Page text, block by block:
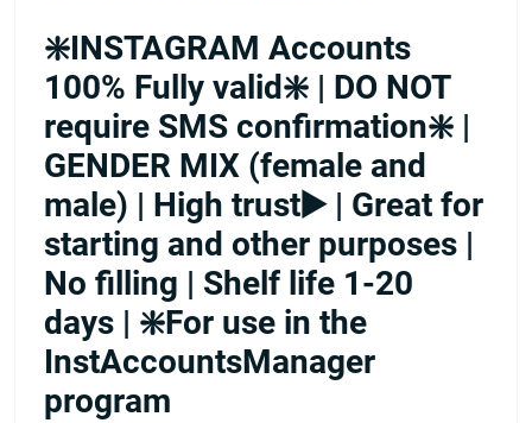
❇️INSTAGRAM Accounts
100% Fully valid❇️ | DO NOT
require SMS confirmation❇️ |
GENDER MIX (female and
male) | High trust▶️ | Great for
starting and other purposes |
No filling | Shelf life 1-20
days | ❇️For use in the
InstAccountsManager
program